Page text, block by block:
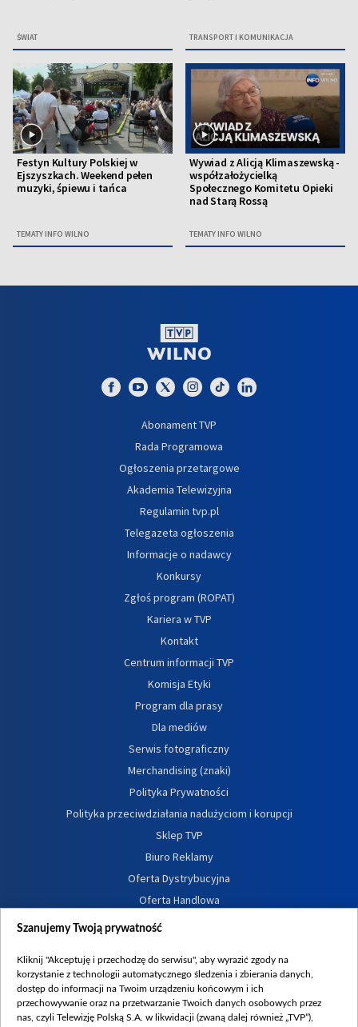
ŚWIAT TRANSPORT I KOMUNIKACJA
Festyn Kultury Polskiej w
Ejszyszkach. Weekend pełen
muzyki, śpiewu i tańca
TEMATY INFO WILNO
Wywiad z Alicją Klimaszewską -
współzałożycielką
Społecznego Komitetu Opieki
nad Starą Rossą
TEMATY INFO WILNO
Abonament TVP
Rada Programowa
Ogłoszenia przetargowe
Akademia Telewizyjna
Regulamin tvp.pl
Telegazeta ogłoszenia
Informacje o nadawcy
Konkursy
Zgłoś program (ROPAT)
Kariera w TVP
Kontakt
Centrum informacji TVP
Komisja Etyki
Program dla prasy
Dla mediów
Serwis fotograficzny
Merchandising (znaki)
Polityka Prywatności
Polityka przeciwdziałania nadużyciom i korupcji
Sklep TVP
Biuro Reklamy
Oferta Dystrybucyjna
Oferta Handlowa
Dostępność
Procedura zgłoszeń wewnętrznych
Szanujemy Twoją prywatność
Kliknij "Akceptuję i przechodzę do serwisu", aby wyrazić zgody na
korzystanie z technologii automatycznego śledzenia i zbierania danych,
dostęp do informacji na Twoim urządzeniu końcowym i ich
przechowywanie oraz na przetwarzanie Twoich danych osobowych przez
nas, czyli Telewizję Polską S.A. w likwidacji (zwaną dalej również „TVP”),